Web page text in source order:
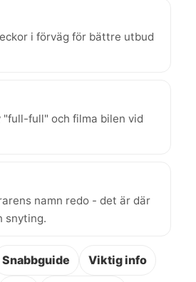
i förväg för bättre utbud
"full-full" och filma bilen vid
namn redo - det är där
snyting.
Snabbguide Viktig info